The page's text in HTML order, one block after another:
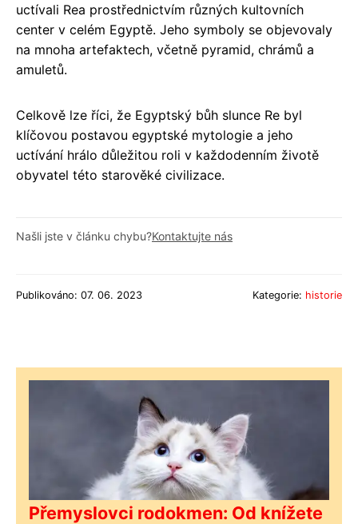
uctívali Rea prostřednictvím různých kultovních
center v celém Egyptě. Jeho symboly se objevovaly
na mnoha artefaktech, včetně pyramid, chrámů a
amuletů.
Celkově lze říci, že Egyptský bůh slunce Re byl
klíčovou postavou egyptské mytologie a jeho
uctívání hrálo důležitou roli v každodenním životě
obyvatel této starověké civilizace.
Našli jste v článku chybu?Kontaktujte nás
Publikováno: 07. 06. 2023 Kategorie: historie
Přemyslovci rodokmen: Od knížete